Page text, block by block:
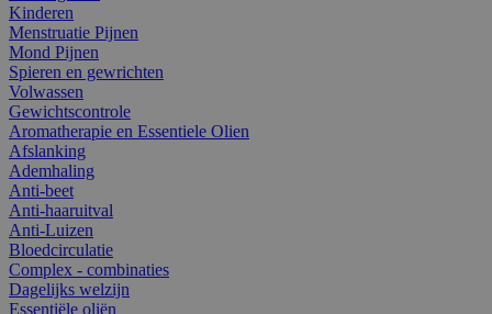
Kinderen
Menstruatie Pijnen
Mond Pijnen
Spieren en gewrichten
Volwassen
Gewichtscontrole
Aromatherapie en Essentiele Olien
Afslanking
Ademhaling
Anti-beet
Anti-haaruitval
Anti-Luizen
Bloedcirculatie
Complex - combinaties
Dagelijks welzijn
Essentiële oliën